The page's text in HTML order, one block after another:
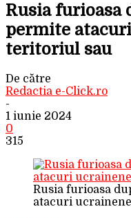
Rusia furioasa
permite
teritoriul sau
De către
Redactia e-Click.ro
-
1 iunie 2024
0
315
Rusia furioasa
atacuri